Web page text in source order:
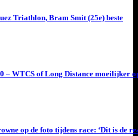
Triathlon, Bram Smit (25e) beste
– WTCS of Long Distance moeilijker
op de foto tijdens race: ‘Dit is de